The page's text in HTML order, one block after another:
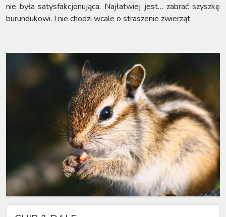
nie była satysfakcjonująca. Najłatwiej jest… zabrać szyszkę
burundukowi. I nie chodzi wcale o straszenie zwierząt.